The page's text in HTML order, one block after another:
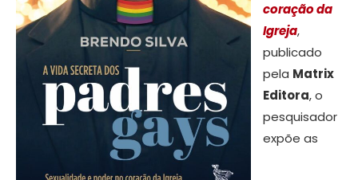
coração da
Igreja,
publicado
pela Matrix
Editora, o
pesquisador
expõe as